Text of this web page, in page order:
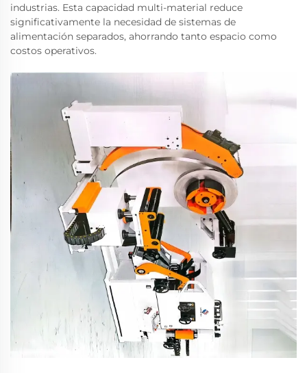
industrias. Esta capacidad multi-material reduce
significativamente la necesidad de sistemas de
alimentación separados, ahorrando tanto espacio como
costos operativos.